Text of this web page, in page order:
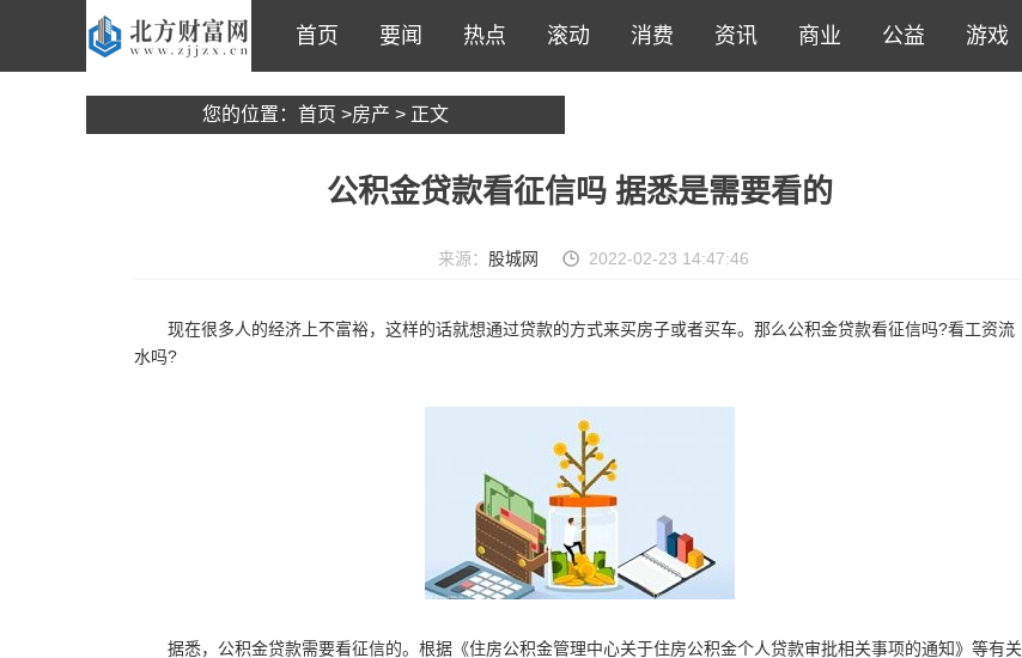
首页 要闻 热点 滚动 消费 资讯 商业 公益 游戏
您的位置： 首页 >房产 > 正文
公积金贷款看征信吗 据悉是需要看的
来源： 股城网 2022-02-23 14:47:46
现在很多人的经济上不富裕，这样的话就想通过贷款的方式来买房子或者买车。那么公积金贷款看征信吗?看工资流
水吗?
据悉，公积金贷款需要看征信的。根据《住房公积金管理中心关于住房公积金个人贷款审批相关事项的通知》等有关